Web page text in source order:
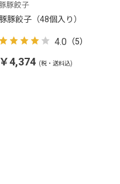
豚餃子
豚豚餃子（48個入り）
4.0 （5）
￥4,374 (税・送料込)